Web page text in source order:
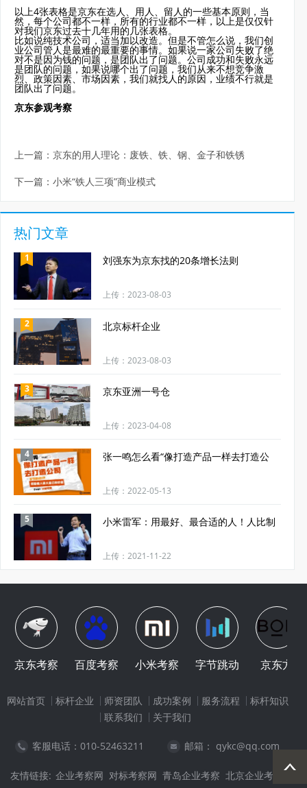
以上4张表格是京东在选人、用人、留人的一些基本原则，当
然，每个公司都不一样，所有的行业都不一样，以上是仅仅针
对我们京东过去十几年用的几张表格。
比如说纯技术公司，适当加以改造。但是不管怎么说，我们创
业公司管人是最难的最重要的事情。如果说一家公司失败了绝
对不是因为钱的问题，是团队出了问题。公司成功和失败永远
是团队的问题，如果说哪个出了问题，我们从来不想竞争激
烈、政策因素、市场因素，我们就找人的原因，业绩不行就是
团队出了问题。
京东参观考察
上一篇： 京东的用人理论：废铁、铁、钢、金子和铁锈
下一篇： 小米“铁人三项”商业模式
热门文章
1 刘强东为京东找的20条增长法则
上传：2023-08-03
2 北京标杆企业
上传：2023-08-03
3 京东亚洲一号仓
上传：2023-04-08
4 张一鸣怎么看“像打造产品一样去打造公
上传：2022-05-13
5 小米雷军：用最好、最合适的人！人比制
上传：2021-11-22
京东考察 百度考察 小米考察 字节跳动 京东方
网站首页 标杆企业 师资团队 成功案例 服务流程
标杆知识
联系我们
关于我们
客服电话：010-52463211 邮箱： qykc@qq.com
友情链接: 企业考察网 对标考察网 青岛企业考察 北京企业考察